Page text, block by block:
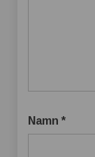
Namn *